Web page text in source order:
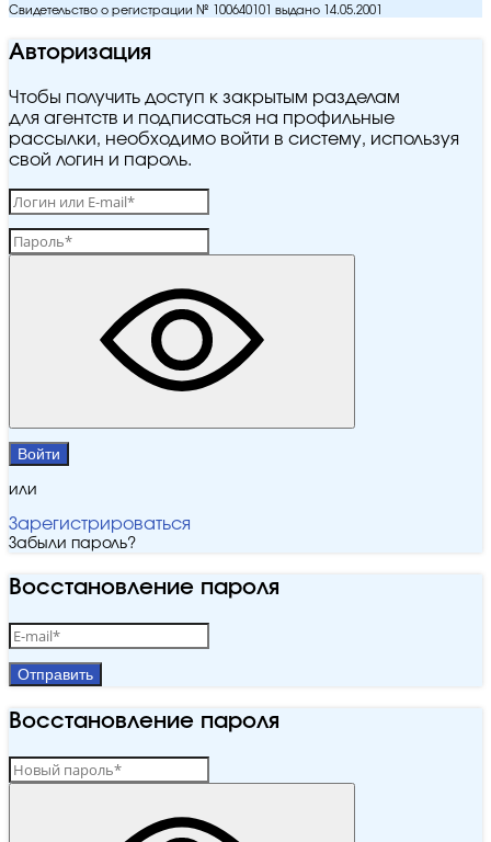
Свидетельство о регистрации № 100640101 выдано 14.05.2001
Авторизация
Чтобы получить доступ к закрытым разделам
для агентств и подписаться на профильные
рассылки, необходимо войти в систему, используя
свой логин и пароль.
Войти
или
Зарегистрироваться
Забыли пароль?
Восстановление пароля
Отправить
Восстановление пароля